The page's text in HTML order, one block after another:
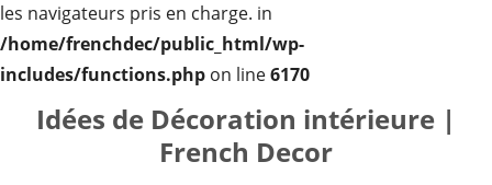
les navigateurs pris en charge. in
/home/frenchdec/public_html/wp-
includes/functions.php on line6170
Idées de Décoration intérieure |
French Decor